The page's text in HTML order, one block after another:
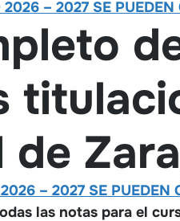
– 2027 SE
– 2027 SE PUEDEN
las notas para el